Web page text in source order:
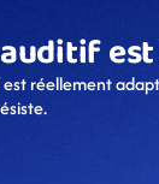
réellement